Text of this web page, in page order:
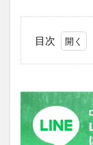
目次
園
花
蒲